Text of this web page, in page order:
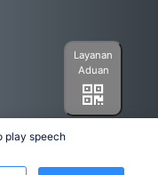
Layanan
Aduan
play speech